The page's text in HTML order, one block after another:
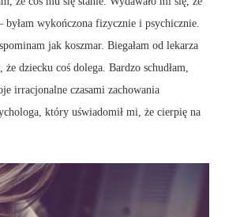
byłam wykończona fizycznie i psychicznie.
jak koszmar. Biegałam od lekarza
że dziecku coś dolega. Bardzo schudłam,
irracjonalne czasami zachowania
który uświadomił mi, że cierpię na